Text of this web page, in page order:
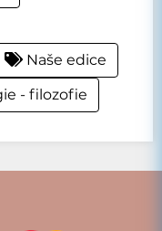
Naše edice
- filozofie